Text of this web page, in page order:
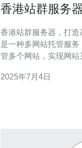
香港站群服务
香港站群服务器，打造高效网站
是一种多网站托管服
管多个网站，实现网
站，可以统一管理、快
2025年7月4日